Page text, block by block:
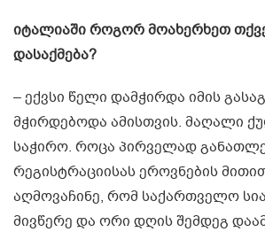
იტალიაში როგორ მოახერხეთ
დასაქმება?
– ექვსი წელი დამჭირდა იმის
მჭირდებოდა ამისთვის. მაღალი
საჭირო. როცა პირველად
რეგისტრაციისას ეროვნების
აღმოვაჩინე, რომ საქართველო
მივწერე და ორი დღის შემდეგ